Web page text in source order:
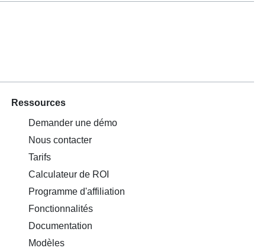
Ressources
Demander une démo
Nous contacter
Tarifs
Calculateur de ROI
Programme d'affiliation
Fonctionnalités
Documentation
Modèles